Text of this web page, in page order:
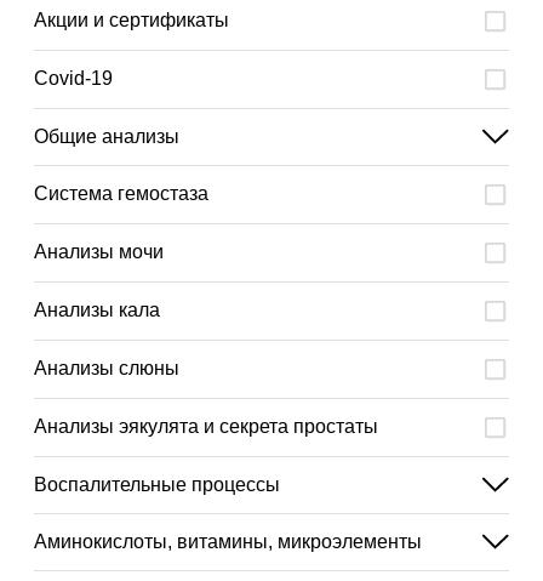
Акции и сертификаты
Covid-19
Общие анализы
Система гемостаза
Анализы мочи
Анализы кала
Анализы слюны
Анализы эякулята и секрета простаты
Воспалительные процессы
Аминокислоты, витамины, микроэлементы